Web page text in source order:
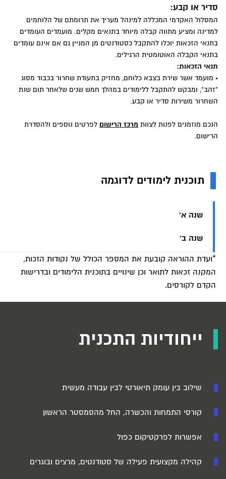
סדיר או קבע:
המסלול האקדמי המכללה למינהל מעריך את תרומתם של הלוחמים
למדינה ומציע מתווה קבלה מיוחד בתנאים מקלים. מועמדים העומדים
בתנאי הזכאות יוכלו להתקבל כסטודנטים מן המניין גם אם אינם עומדים
בתנאי הקבלה האוטומטית הרגילים.
תנאי הזכאות:
• מועמד אשר שירת בצבא כלוחם, מחזיק בתעודת שחרור בכבוד מסוג
"זהב", ומבקש להתקבל ללימודים במהלך חמש שנים שלאחר תום שנת
השחרור משירות סדיר או קבע.
הנכם מוזמנים לפנות לצוות מרכז הרישום לפרטים נוספים ולהסדרת
הרישום.
תוכנית לימודים לדוגמה
שנה א'
שנה ב'
*ועדת ההוראה קובעת את המספר הכולל של נקודות הזכות,
המקנה זכאות לתואר וכן שינויים בתוכנית הלימודים ובדרישות
הקדם לקורסים.
ייחודיות התכנית
שילוב בין עומק תיאורטי לבין עבודה מעשית
קורסי התמחות והכשרה, החל מהסמסטר הראשון
אפשרות לפרקטיקום כפול
קהילה מקצועית פעילה של סטודנטים, מרצים ובוגרים